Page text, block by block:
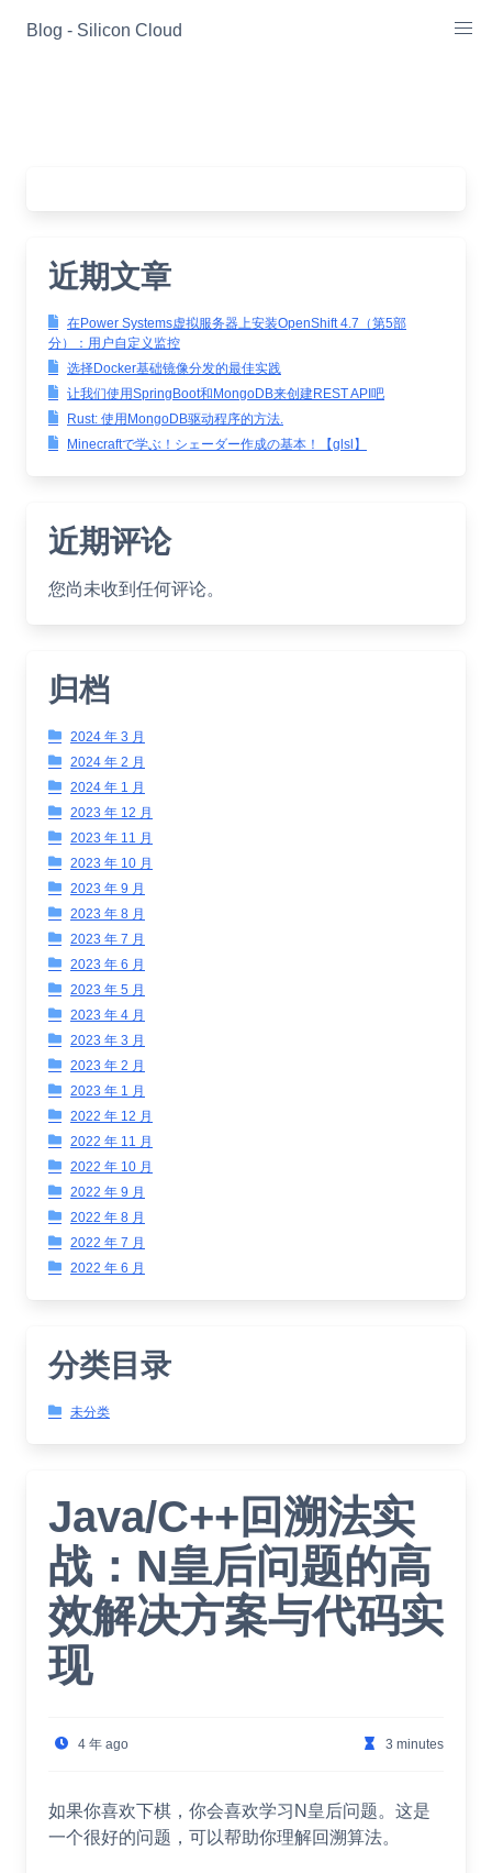
Blog - Silicon Cloud
近期文章
在Power Systems虚拟服务器上安装OpenShift 4.7（第5部
分）：用户自定义监控
选择Docker基础镜像分发的最佳实践
让我们使用SpringBoot和MongoDB来创建REST API吧
Rust: 使用MongoDB驱动程序的方法.
Minecraftで学ぶ！シェーダー作成の基本！【glsl】
近期评论
您尚未收到任何评论。
归档
2024 年 3 月
2024 年 2 月
2024 年 1 月
2023 年 12 月
2023 年 11 月
2023 年 10 月
2023 年 9 月
2023 年 8 月
2023 年 7 月
2023 年 6 月
2023 年 5 月
2023 年 4 月
2023 年 3 月
2023 年 2 月
2023 年 1 月
2022 年 12 月
2022 年 11 月
2022 年 10 月
2022 年 9 月
2022 年 8 月
2022 年 7 月
2022 年 6 月
分类目录
未分类
Java/C++回溯法实
战：N皇后问题的高
效解决方案与代码实
现
4 年 ago 3 minutes
如果你喜欢下棋，你会喜欢学习N皇后问题。这是
一个很好的问题，可以帮助你理解回溯算法。